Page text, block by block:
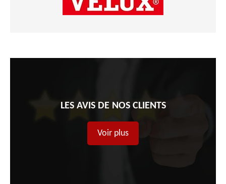
LES AVIS DE NOS CLIENTS
Voir plus